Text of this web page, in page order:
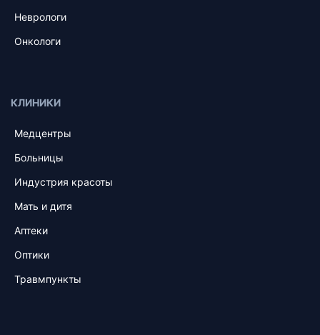
Неврологи
Онкологи
КЛИНИКИ
Медцентры
Больницы
Индустрия красоты
Мать и дитя
Аптеки
Оптики
Травмпункты